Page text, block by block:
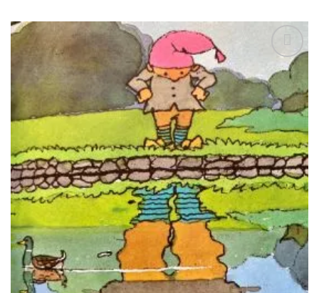
Tilføj
som
favorit